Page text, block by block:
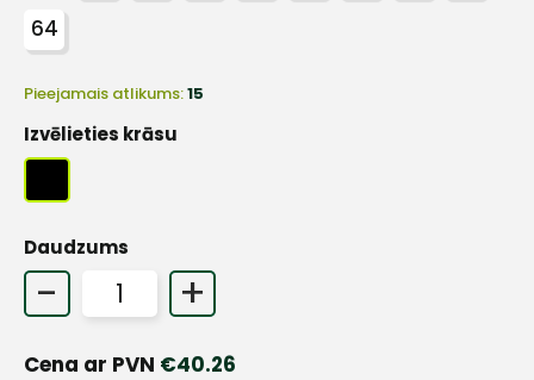
64
Pieejamais atlikums:15
Izvēlieties krāsu
Daudzums
- +
Cena ar PVN €40.26
+